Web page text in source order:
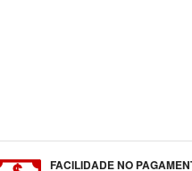
FACILIDADE NO